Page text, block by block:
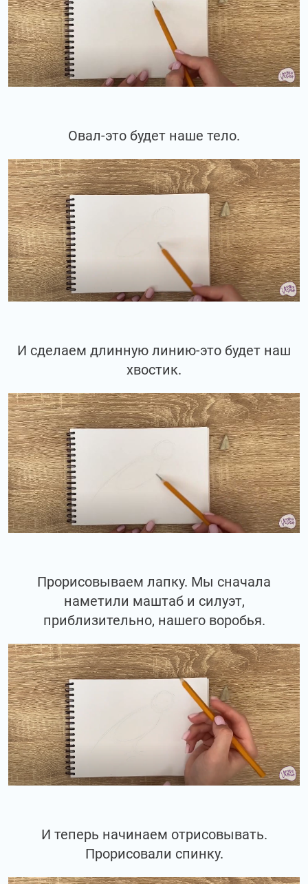
Овал-это будет наше тело.
И сделаем длинную линию-это будет наш
хвостик.
Прорисовываем лапку. Мы сначала
наметили маштаб и силуэт,
приблизительно, нашего воробья.
И теперь начинаем отрисовывать.
Прорисовали спинку.